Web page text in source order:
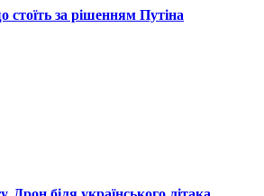
стоїть за рішенням Путіна